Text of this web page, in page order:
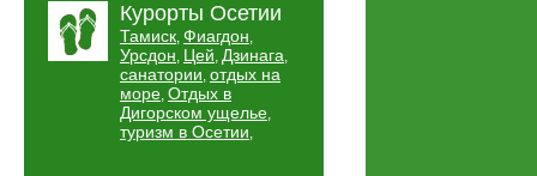
Курорты Осетии
Тамиск, Фиагдон,
Урсдон, Цей, Дзинага,
санатории, отдых на
море, Отдых в
Дигорском ущелье,
туризм в Осетии,